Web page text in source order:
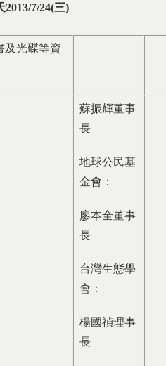
2013/7/24(三)
及光碟等資
蘇振輝董事
長
地球公民基
金會：
廖本全董事
長
台灣生態學
會：
楊國禎理事
長